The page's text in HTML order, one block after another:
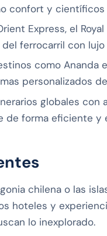
confort y científicos
Express, el
ferrocarril con
como Ananda
personalizados
globales con
de forma eficiente y
chilena o las
hoteles y
lo inexplorado.